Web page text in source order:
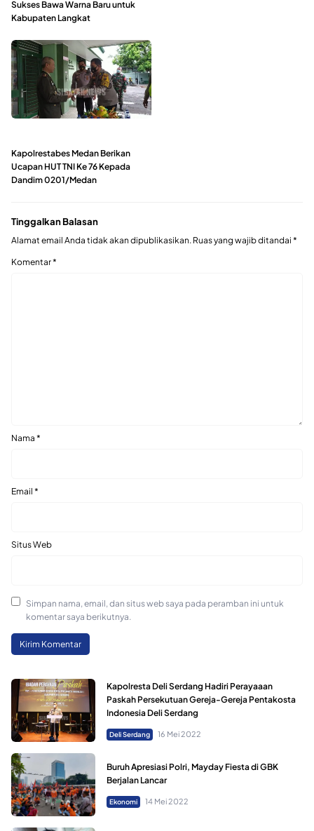
Sukses Bawa Warna Baru untuk
Kabupaten Langkat
Kapolrestabes Medan Berikan
Ucapan HUT TNI Ke 76 Kepada
Dandim 0201/Medan
Tinggalkan Balasan
Alamat email Anda tidak akan dipublikasikan. Ruas yang wajib ditandai *
Komentar*
Nama *
Email *
Situs Web
Simpan nama, email, dan situs web saya pada peramban ini untuk
komentar saya berikutnya.
Kapolresta Deli Serdang Hadiri Perayaaan
Paskah Persekutuan Gereja-Gereja Pentakosta
Indonesia Deli Serdang
Deli Serdang 16 Mei 2022
Buruh Apresiasi Polri, Mayday Fiesta di GBK
Berjalan Lancar
Ekonomi 14 Mei 2022